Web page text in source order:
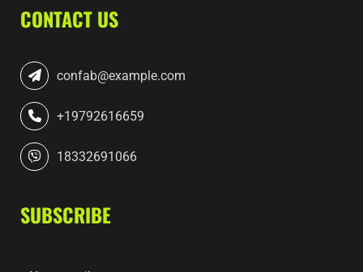
CONTACT US
confab@example.com
+19792616659
18332691066
SUBSCRIBE